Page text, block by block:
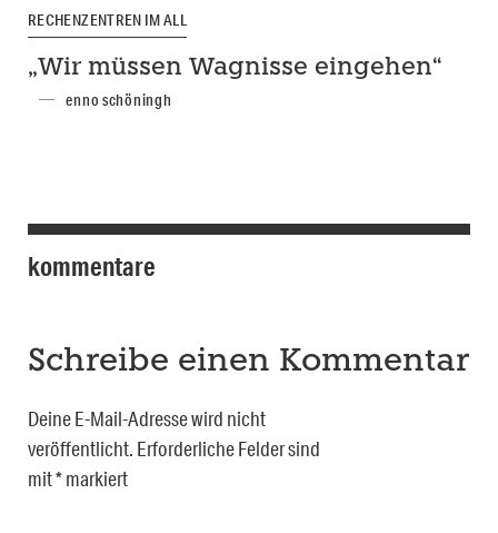
RECHENZENTREN IM ALL
„Wir müssen Wagnisse eingehen“
enno schöningh
kommentare
Schreibe einen Kommentar
Deine E-Mail-Adresse wird nicht
veröffentlicht. Erforderliche Felder sind
mit*markiert